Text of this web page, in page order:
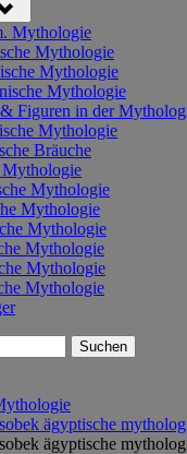
Mythologie
Mythologie
Mythologie
Mythologie
Figuren in der
Mythologie
Bräuche
Mythologie
Mythologie
Mythologie
Mythologie
Mythologie
Mythologie
Mythologie
ägyptische
ägyptische